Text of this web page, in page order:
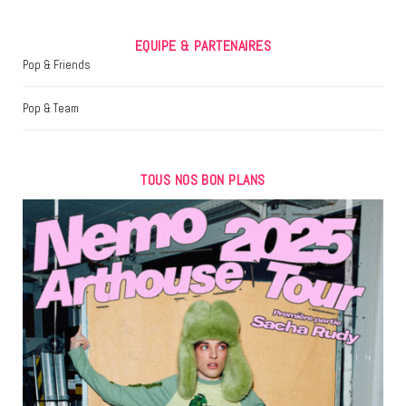
EQUIPE & PARTENAIRES
Pop & Friends
Pop & Team
TOUS NOS BON PLANS